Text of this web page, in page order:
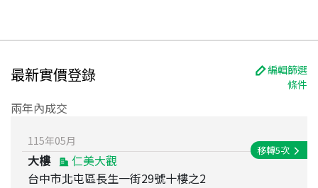
最新實價登錄
編輯篩選
條件
兩年內成交
115年05月
大樓
仁美大觀
台中市北屯區長生一街29號十樓之2
移轉5次